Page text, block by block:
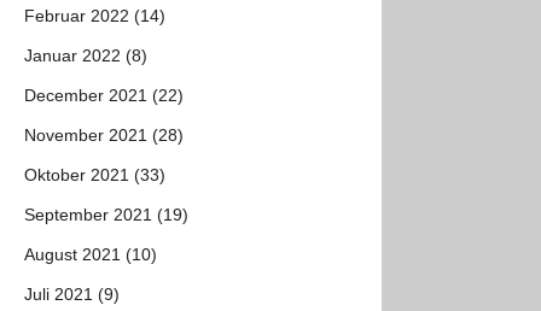
Februar 2022 (14)
Januar 2022 (8)
December 2021 (22)
November 2021 (28)
Oktober 2021 (33)
September 2021 (19)
August 2021 (10)
Juli 2021 (9)